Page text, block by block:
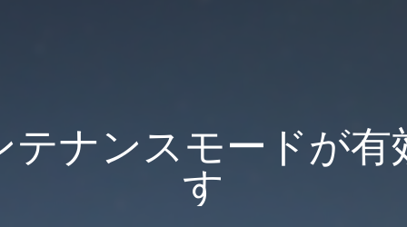
テナンスモードが有
す